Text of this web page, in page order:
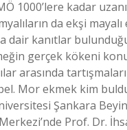
1000’lere kadar
da ekşi
dair kanıtlar
gerçek kökeni
arasında
Mor ekmek kim
Şankara
Prof. Dr.